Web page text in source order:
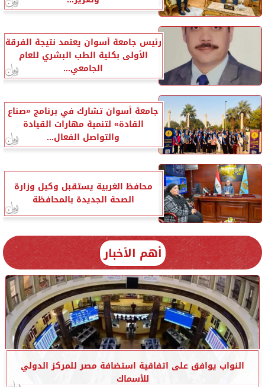
رئيس جامعة أسوان يعتمد نتيجة الفرقة
الأولى بكلية الطب البشري للعام
الجامعي...
جامعة أسوان تشارك في برنامج «صناع
القادة» لتنمية مهارات القيادة
والتواصل الفعال...
محافظ الغربية يستقبل وكيل وزارة
الصحة الجديدة بالمحافظة
أهم الأخبار
النواب يوافق على اتفاقية استضافة مصر للمركز الدولي
للأسماك